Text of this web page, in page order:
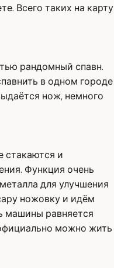
Всего таких на карту
рандомный спавн.
в одном городе
нож, немного
стакаются и
Функция очень
для улучшения
ножовку и идём
машины равняется
можно жить